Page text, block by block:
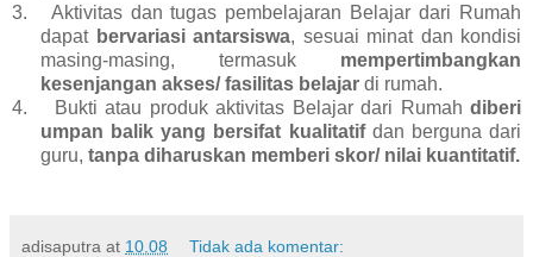
3.
Aktivitas dan tugas pembelajaran Belajar dari Rumah
dapat bervariasi antarsiswa, sesuai minat dan kondisi
masing-masing, termasuk mempertimbangkan
kesenjangan akses/ fasilitas belajar di rumah.
4.
Bukti atau produk aktivitas Belajar dari Rumah diberi
umpan balik yang bersifat kualitatifdan berguna dari
guru, tanpa diharuskan memberi skor/ nilai kuantitatif.
adisaputra at 10.08 Tidak ada komentar: